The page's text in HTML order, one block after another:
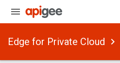
Edge for Private Cloud